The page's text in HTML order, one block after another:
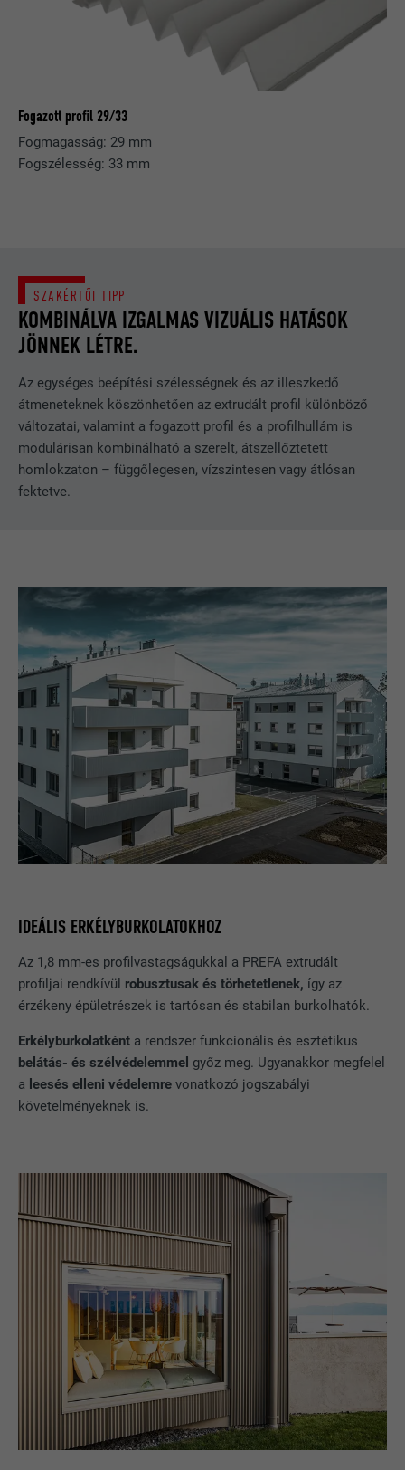
Fogazott profil 29/33
Fogmagasság: 29 mm
Fogszélesség: 33 mm
KOMBINÁLVA IZGALMAS VIZUÁLIS HATÁSOK
JÖNNEK LÉTRE.
SZAKÉRTŐI TIPP
Az egységes beépítési szélességnek és az illeszkedő
átmeneteknek köszönhetően az extrudált profil különböző
változatai, valamint a fogazott profil és a profilhullám is
modulárisan kombinálható a szerelt, átszellőztetett
homlokzaton – függőlegesen, vízszintesen vagy átlósan
fektetve.
IDEÁLIS ERKÉLYBURKOLATOKHOZ
Az 1,8 mm-es profilvastagságukkal a PREFA extrudált
profiljai rendkívül robusztusak és törhetetlenek, így az
érzékeny épületrészek is tartósan és stabilan burkolhatók.
Erkélyburkolatként a rendszer funkcionális és esztétikus
belátás- és szélvédelemmel győz meg. Ugyanakkor megfelel
a leesés elleni védelemre vonatkozó jogszabályi
követelményeknek is.